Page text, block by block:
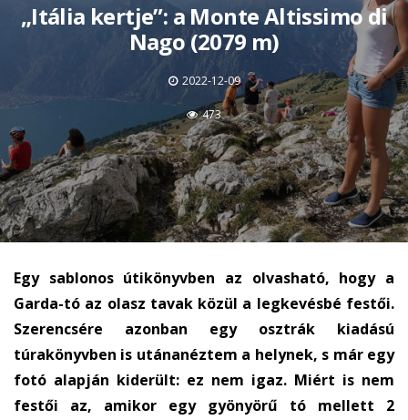
„Itália kertje”: a Monte Altissimo di
Nago (2079 m)
2022-12-09
473
Egy sablonos útikönyvben az olvasható, hogy a
Garda-tó az olasz tavak közül a legkevésbé festői.
Szerencsére azonban egy osztrák kiadású
túrakönyvben is utánanéztem a helynek, s már egy
fotó alapján kiderült: ez nem igaz. Miért is nem
festői az, amikor egy gyönyörű tó mellett 2